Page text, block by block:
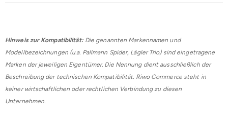
Hinweis zur Kompatibilität:Die genannten Markennamen und
Modellbezeichnungen (u.a. Pallmann Spider, Lägler Trio) sind eingetragene
Marken der jeweiligen Eigentümer. Die Nennung dient ausschließlich der
Beschreibung der technischen Kompatibilität. Riwo Commerce steht in
keiner wirtschaftlichen oder rechtlichen Verbindung zu diesen
Unternehmen.